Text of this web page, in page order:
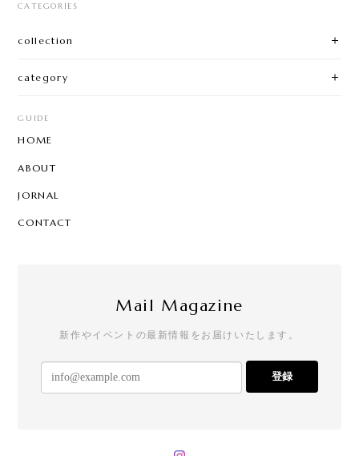
CATEGORIES
collection
category
GUIDE
HOME
ABOUT
JORNAL
CONTACT
Mail Magazine
新作やイベントの最新情報をお届けいたします。
登録